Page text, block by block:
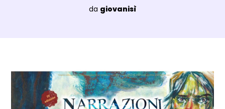
Luogo:
da giovanisì
Dettagli Post Magazine